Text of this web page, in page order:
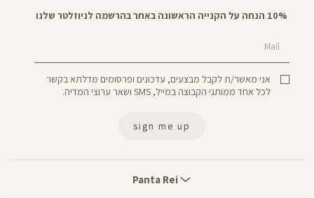
Rei
Panta Rei
10% הנחה על הקנייה הראשונה באתר בהרשמה לניוזלטר שלנו
Mail
אני מאשר/ת לקבל מבצעים, עדכונים ופרסומים מדלתא בקשר
לכל אחד ממותגי הקבוצה במייל, SMS ושאר ערוצי המדיה.
sign me up